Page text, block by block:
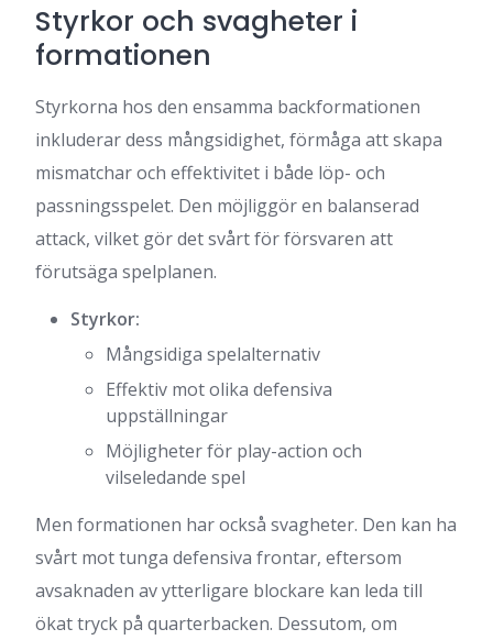
Styrkor och svagheter i
formationen
Styrkorna hos den ensamma backformationen
inkluderar dess mångsidighet, förmåga att skapa
mismatchar och effektivitet i både löp- och
passningsspelet. Den möjliggör en balanserad
attack, vilket gör det svårt för försvaren att
förutsäga spelplanen.
Styrkor:
Mångsidiga spelalternativ
Effektiv mot olika defensiva
uppställningar
Möjligheter för play-action och
vilseledande spel
Men formationen har också svagheter. Den kan ha
svårt mot tunga defensiva frontar, eftersom
avsaknaden av ytterligare blockare kan leda till
ökat tryck på quarterbacken. Dessutom, om